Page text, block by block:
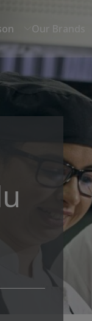
Our Brands